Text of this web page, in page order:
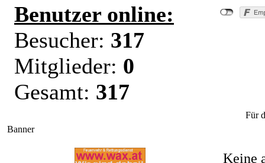
Benutzer online:
Besucher: 317
Mitglieder: 0
Gesamt: 317
Banner
Für
Keine